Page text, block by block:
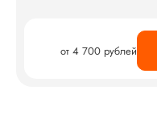
от 4 700 рублей